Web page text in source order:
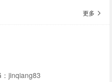
更多
jinqiang83